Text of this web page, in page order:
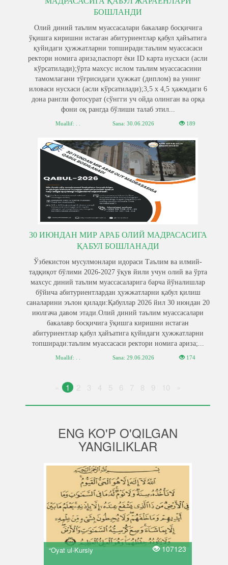
БОШЛАНДИ
Олий диний таълим муассасалари бакалавр босқичига
ўқишга киришни истаган абитуриентлар қабул ҳайъатига
қуйидаги ҳужжатларни топширади:таълим муассасаси
ректори номига ариза;паспорт ёки ID карта нусхаси (асли
кўрсатилади);ўрта махсус ислом таълим муассасасини
тамомлагани тўғрисидаги ҳужжат (диплом) ва унинг
иловаси нусхаси (асли кўрсатилади);3,5 х 4,5 ҳажмдаги 6
дона рангли фотосурат (сўнгги уч ойда олинган ва орқа
фони оқ рангда бўлиши талаб этил...
Muallif: . . Sana: 30.06.2026 189
30 ИЮНДАН МИР АРАБ ОЛИЙ МАДРАСАСИГА
ҚАБУЛ БОШЛАНАДИ
Ўзбекистон мусулмонлари идораси Таълим ва илмий-
тадқиқот бўлими 2026-2027 ўқув йили учун олий ва ўрта
махсус диний таълим муассасаларига барча йўналишлар
бўйича абитуриентлардан ҳужжатларни қабул қилиш
саналарини эълон қилади:Қабуллар 2026 йил 30 июндан 20
июлгача давом этади.Олий диний таълим муассасалари
бакалавр босқичига ўқишга киришни истаган
абитуриентлар қабул ҳайъатига қуйидаги ҳужжатларни
топширади:таълим муассасаси ректори номига ариза;...
Muallif: . . Sana: 29.06.2026 174
1 2 3 4 5 6 7 8 9 10
ENG KO'P O'QILGAN
YANGILIKLAR
“Oyat ul-Kursiy 107123